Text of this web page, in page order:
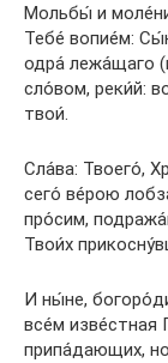
Мольбы́ и
Тебе́ вопие́м:
одра́ лежа́щаго
сло́вом, реки́й:
твои́.
Сла́ва: Твоего́,
сего́ ве́рою
про́сим,
Твои́х
И ны́не,
все́м изве́стная
припа́дающих,